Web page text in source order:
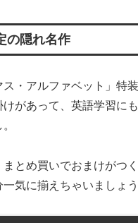
の隠れ名作
ス・アルファベット」特
けがあって、英語学習に
まとめ買いでおまけがつ
気に揃えちゃいましょう